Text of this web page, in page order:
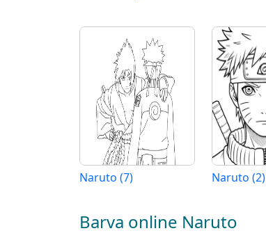
Naruto (7) Naruto (2)
Barva online Naruto